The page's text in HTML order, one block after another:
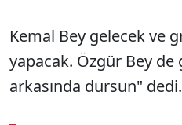
Kemal Bey gelecek ve
yapacak. Özgür Bey de
arkasında dursun" dedi.